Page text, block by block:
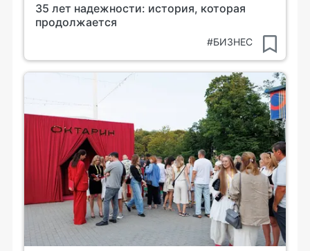
35 лет надежности: история, которая
продолжается
#БИЗНЕС